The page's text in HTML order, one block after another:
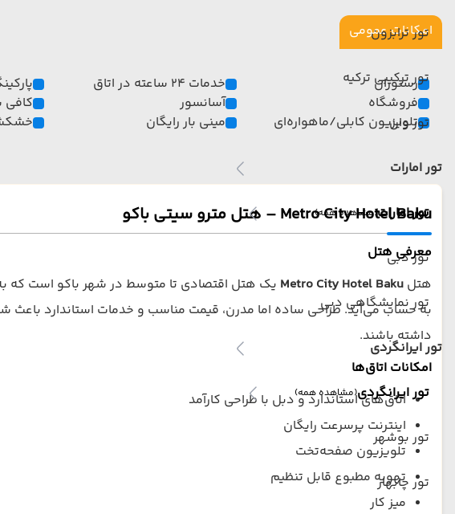
تور ترابزون
تور ترکیبی ترکیه
تور وان
تور امارات
تور امارات(مشاهده همه)
تور دبی
تور نمایشگاهی دبی
تور ایرانگردی
تور ایرانگردی(مشاهده همه)
تور بوشهر
تور چابهار
امکانات عمومی
رستوران
فروشگاه
تلویزیون کابلی/ماهواره‌ای
خدمات 24 ساعته در اتاق
آسانسور
مینی بار رایگان
Metro City Hotel Baku – هتل مترو سیتی باکو
معرفی هتل
هتل Metro City Hotel Baku یک هتل اقتصادی تا متوسط در شهر باکو است که
به حساب می‌آید. طراحی ساده اما مدرن، قیمت مناسب و خدمات استاندارد باعث
داشته باشند.
امکانات اتاق‌ها
اتاق‌های استاندارد و دبل با طراحی کارآمد
اینترنت پرسرعت رایگان
تلویزیون صفحه‌تخت
تهویه مطبوع قابل تنظیم
میز کار